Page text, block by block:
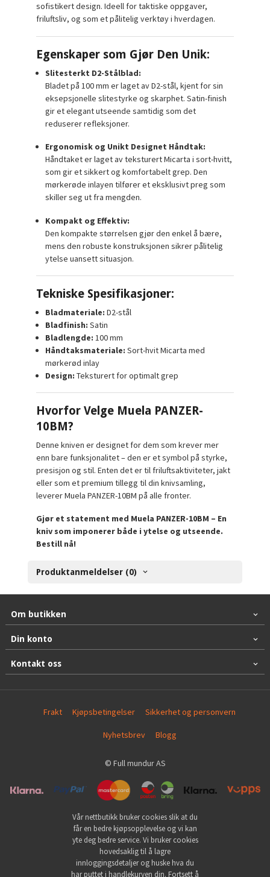
sofistikert design. Ideell for taktiske oppgaver,
friluftsliv, og som et pålitelig verktøy i hverdagen.
Egenskaper som Gjør Den Unik:
Slitesterkt D2-Stålblad:
Bladet på 100 mm er laget av D2-stål, kjent for sin
eksepsjonelle slitestyrke og skarphet. Satin-finish
gir et elegant utseende samtidig som det
reduserer refleksjoner.
Ergonomisk og Unikt Designet Håndtak:
Håndtaket er laget av teksturert Micarta i sort-hvitt,
som gir et sikkert og komfortabelt grep. Den
mørkerøde inlayen tilfører et eksklusivt preg som
skiller seg ut fra mengden.
Kompakt og Effektiv:
Den kompakte størrelsen gjør den enkel å bære,
mens den robuste konstruksjonen sikrer pålitelig
ytelse uansett situasjon.
Tekniske Spesifikasjoner:
Bladmateriale: D2-stål
Bladfinish: Satin
Bladlengde: 100 mm
Håndtaksmateriale: Sort-hvit Micarta med
mørkerød inlay
Design: Teksturert for optimalt grep
Hvorfor Velge Muela PANZER-
10BM?
Denne kniven er designet for dem som krever mer
enn bare funksjonalitet – den er et symbol på styrke,
presisjon og stil. Enten det er til friluftsaktiviteter, jakt
eller som et premium tillegg til din knivsamling,
leverer Muela PANZER-10BM på alle fronter.
Gjør et statement med Muela PANZER-10BM – En
kniv som imponerer både i ytelse og utseende.
Bestill nå!
Produktanmeldelser (0)
Om butikken
Din konto
Kontakt oss
Frakt Kjøpsbetingelser Sikkerhet og personvern
Nyhetsbrev Blogg
© Full mundur AS
Vår nettbutikk bruker cookies slik at du
får en bedre kjøpsopplevelse og vi kan
yte deg bedre service. Vi bruker cookies
hovedsaklig til å lagre
innloggingsdetaljer og huske hva du
har puttet i handlekurven din. Fortsett å